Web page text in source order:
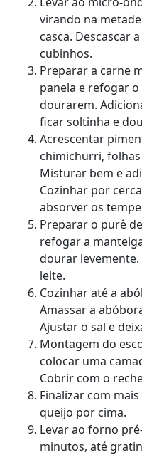
virando na
casca. Descascar
cubinhos.
Preparar a carne
panela e refogar
dourarem.
ficar soltinha e
Acrescentar
chimichurri,
Misturar bem e
Cozinhar por
absorver os
Preparar o purê
refogar a
dourar
leite.
Cozinhar até a
Amassar a
Ajustar o sal e
Montagem do
colocar uma
Cobrir com o
Finalizar com
queijo por cima.
Levar ao forno
minutos, até